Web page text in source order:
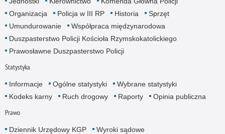
Organizacja
Policja w III RP Historia
Sprzęt
Umundurowanie
Współpraca międzynarodowa
Duszpasterstwo Policji Kościoła Rzymskokatolickiego
Prawosławne Duszpasterstwo Policji
Statystyka
Informacje Ogólne statystyki
Wybrane statystyki
Kodeks karny
Ruch drogowy Raporty Opinia publiczna
Prawo
Dziennik Urzędowy KGP Wyroki sądowe